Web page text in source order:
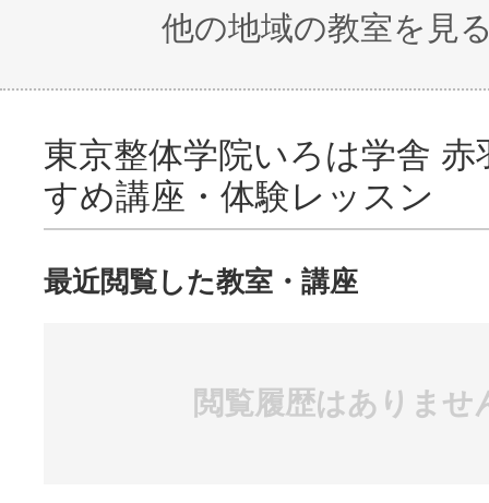
他の地域の教室を見
東京整体学院いろは学舎 赤
すめ講座・体験レッスン
最近閲覧した教室・講座
閲覧履歴はありませ